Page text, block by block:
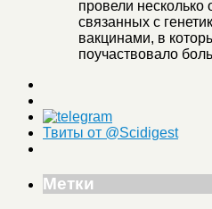
провели несколько
связанных с
вакцинами, в
поучаствовало
Твиты от @Scidigest
Метки